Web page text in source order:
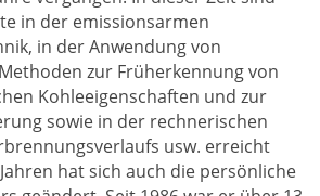
in der emissionsarmen
in der Anwendung von
zur Früherkennung von
Kohleeigenschaften und zur
sowie in der rechnerischen
usw. erreicht
hat sich auch die persönliche